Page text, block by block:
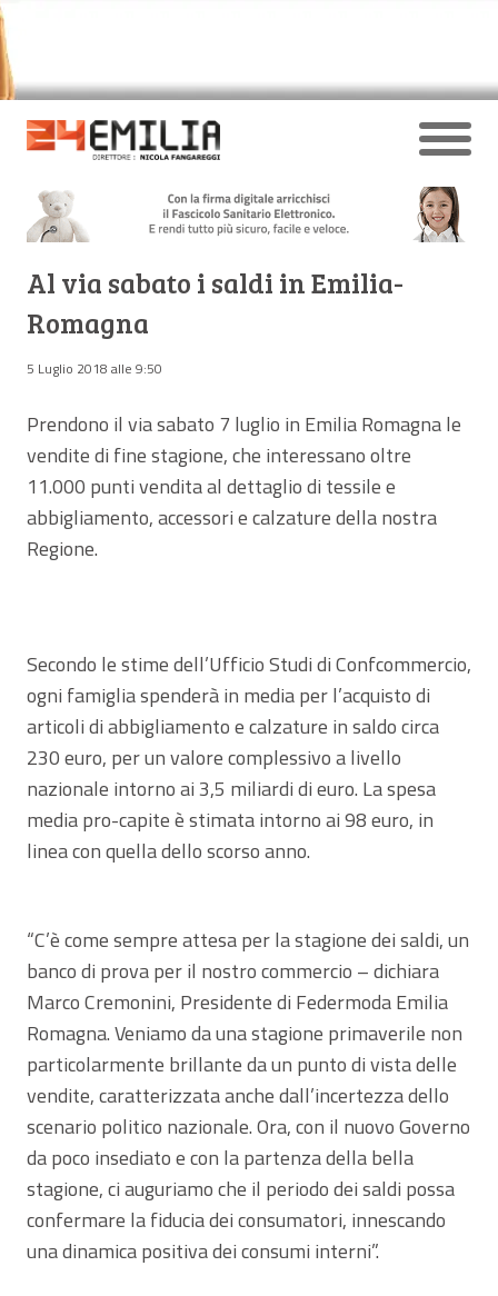
Al via sabato i saldi in Emilia-
Romagna
5 Luglio 2018 alle 9:50
Prendono il via sabato 7 luglio in Emilia Romagna le
vendite di fine stagione, che interessano oltre
11.000 punti vendita al dettaglio di tessile e
abbigliamento, accessori e calzature della nostra
Regione.
Secondo le stime dell’Ufficio Studi di Confcommercio,
ogni famiglia spenderà in media per l’acquisto di
articoli di abbigliamento e calzature in saldo circa
230 euro, per un valore complessivo a livello
nazionale intorno ai 3,5 miliardi di euro. La spesa
media pro-capite è stimata intorno ai 98 euro, in
linea con quella dello scorso anno.
“C’è come sempre attesa per la stagione dei saldi, un
banco di prova per il nostro commercio – dichiara
Marco Cremonini, Presidente di Federmoda Emilia
Romagna. Veniamo da una stagione primaverile non
particolarmente brillante da un punto di vista delle
vendite, caratterizzata anche dall’incertezza dello
scenario politico nazionale. Ora, con il nuovo Governo
da poco insediato e con la partenza della bella
stagione, ci auguriamo che il periodo dei saldi possa
confermare la fiducia dei consumatori, innescando
una dinamica positiva dei consumi interni”.